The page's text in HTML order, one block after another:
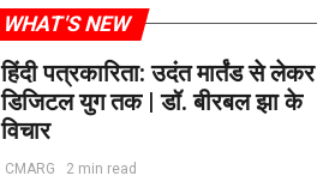
WHAT'S NEW
हिंदी पत्रकारिता: उदंत मार्तंड से लेकर
डिजिटल युग तक | डॉ. बीरबल झा के
विचार
CMARG 2 min read